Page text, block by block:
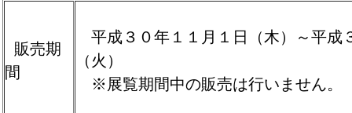
販売期
間
平成３０年１１月１日（木）～平成
（火）
※展覧期間中の販売は行いません。